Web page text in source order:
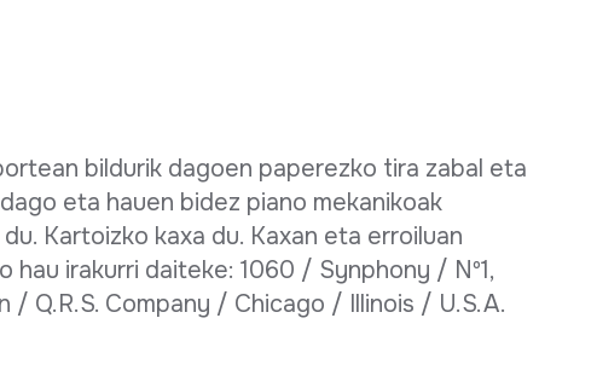
bildurik dagoen paperezko tira zabal eta
eta hauen bidez piano mekanikoak
Kartoizko kaxa du. Kaxan eta erroiluan
irakurri daiteke: 1060 / Synphony / Nº1,
Q.R.S. Company / Chicago / Illinois / U.S.A.